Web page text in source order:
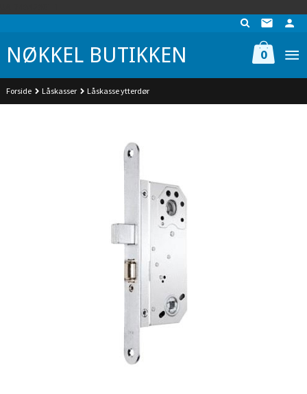
NØKKEL BUTIKKEN 0
Forside Låskasser Låskasse ytterdør